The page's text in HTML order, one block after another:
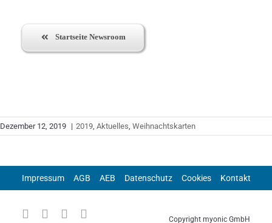
Startseite Newsroom
Dezember 12, 2019 | 2019, Aktuelles, Weihnachtskarten
Impressum AGB AEB Datenschutz Cookies Kontakt
Copyright myonic GmbH